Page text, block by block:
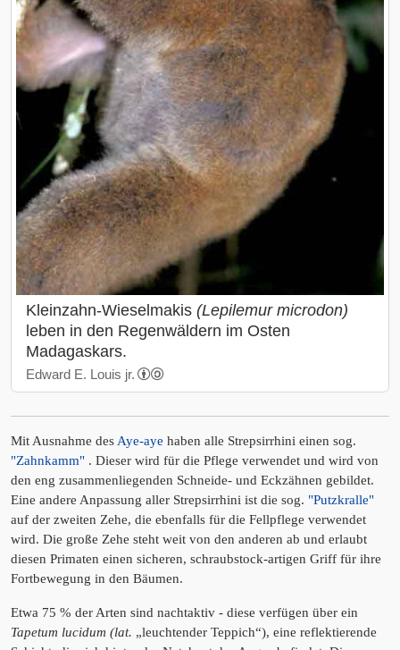
Kleinzahn-Wieselmakis (Lepilemur microdon)
leben in den Regenwäldern im Osten
Madagaskars.
Edward E. Louis jr.
Mit Ausnahme des Aye-aye haben alle Strepsirrhini einen sog.
"Zahnkamm" . Dieser wird für die Pflege verwendet und wird von
den eng zusammenliegenden Schneide- und Eckzähnen gebildet.
Eine andere Anpassung aller Strepsirrhini ist die sog. "Putzkralle"
auf der zweiten Zehe, die ebenfalls für die Fellpflege verwendet
wird. Die große Zehe steht weit von den anderen ab und erlaubt
diesen Primaten einen sicheren, schraubstock-artigen Griff für ihre
Fortbewegung in den Bäumen.
Etwa 75 % der Arten sind nachtaktiv - diese verfügen über ein
Tapetum lucidum (lat. „leuchtender Teppich“), eine reflektierende